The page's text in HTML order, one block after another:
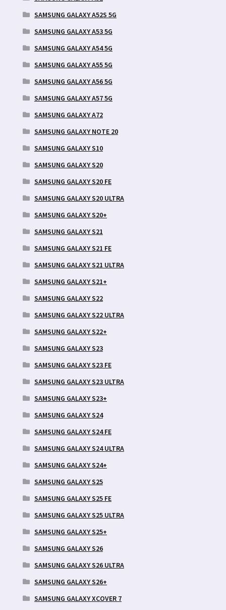
SAMSUNG GALAXY A52S 5G
SAMSUNG GALAXY A53 5G
SAMSUNG GALAXY A54 5G
SAMSUNG GALAXY A55 5G
SAMSUNG GALAXY A56 5G
SAMSUNG GALAXY A57 5G
SAMSUNG GALAXY A72
SAMSUNG GALAXY NOTE 20
SAMSUNG GALAXY S10
SAMSUNG GALAXY S20
SAMSUNG GALAXY S20 FE
SAMSUNG GALAXY S20 ULTRA
SAMSUNG GALAXY S20+
SAMSUNG GALAXY S21
SAMSUNG GALAXY S21 FE
SAMSUNG GALAXY S21 ULTRA
SAMSUNG GALAXY S21+
SAMSUNG GALAXY S22
SAMSUNG GALAXY S22 ULTRA
SAMSUNG GALAXY S22+
SAMSUNG GALAXY S23
SAMSUNG GALAXY S23 FE
SAMSUNG GALAXY S23 ULTRA
SAMSUNG GALAXY S23+
SAMSUNG GALAXY S24
SAMSUNG GALAXY S24 FE
SAMSUNG GALAXY S24 ULTRA
SAMSUNG GALAXY S24+
SAMSUNG GALAXY S25
SAMSUNG GALAXY S25 FE
SAMSUNG GALAXY S25 ULTRA
SAMSUNG GALAXY S25+
SAMSUNG GALAXY S26
SAMSUNG GALAXY S26 ULTRA
SAMSUNG GALAXY S26+
SAMSUNG GALAXY XCOVER 7